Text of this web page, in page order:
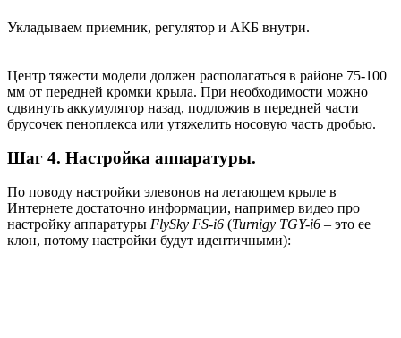
Укладываем приемник, регулятор и АКБ внутри.
Центр тяжести модели должен располагаться в районе 75-100
мм от передней кромки крыла. При необходимости можно
сдвинуть аккумулятор назад, подложив в передней части
брусочек пеноплекса или утяжелить носовую часть дробью.
Шаг 4. Настройка аппаратуры.
По поводу настройки элевонов на летающем крыле в
Интернете достаточно информации, например видео про
настройку аппаратуры FlySky FS-i6 (Turnigy TGY-i6 – это ее
клон, потому настройки будут идентичными):